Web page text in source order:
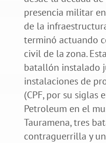
presencia militar
de la
terminó actuando
civil de la zona.
batallón instalado
instalaciones de
(CPF, por su siglas
Petroleum en el
Tauramena, tres
contraguerrilla y